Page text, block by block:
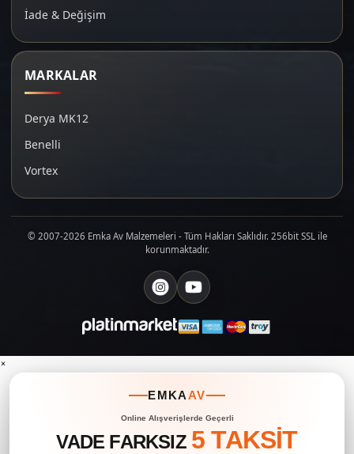
İade & Değişim
MARKALAR
Derya MK12
Benelli
Vortex
© 2007-2026 Emka Av Malzemeleri - Tüm Hakları Saklıdır. 256bit SSL ile
korunmaktadır.
×
EMKAAV
Online Alışverişlerde Geçerli
VADE FARKSIZ 5 TAKSİT